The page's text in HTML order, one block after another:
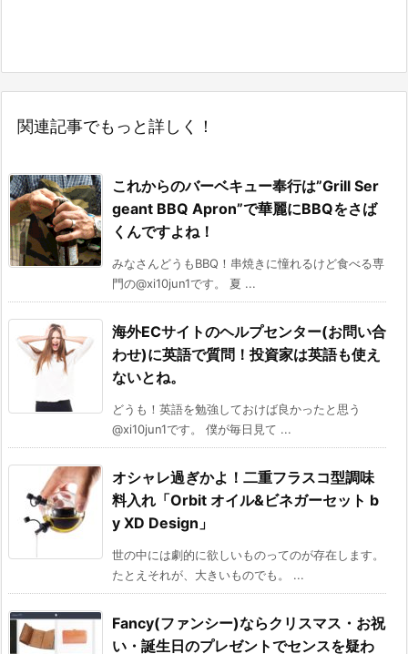
関連記事でもっと詳しく！
これからのバーベキュー奉行は”Grill Ser
geant BBQ Apron”で華麗にBBQをさば
くんですよね！
みなさんどうもBBQ！串焼きに憧れるけど食べる専
門の@xi10jun1です。 夏 ...
海外ECサイトのヘルプセンター(お問い合
わせ)に英語で質問！投資家は英語も使え
ないとね。
どうも！英語を勉強しておけば良かったと思う
@xi10jun1です。 僕が毎日見て ...
オシャレ過ぎかよ！二重フラスコ型調味
料入れ「Orbit オイル&ビネガーセット b
y XD Design」
世の中には劇的に欲しいものってのが存在します。
たとえそれが、大きいものでも。 ...
Fancy(ファンシー)ならクリスマス・お祝
い・誕生日のプレゼントでセンスを疑わ